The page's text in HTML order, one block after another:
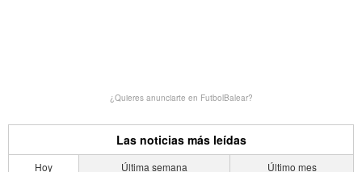
¿Quieres anunciarte en FutbolBalear?
Las noticias más leídas
Hoy Última semana Último mes